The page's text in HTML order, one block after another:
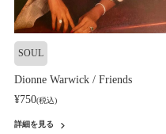
SOUL
Dionne Warwick / Friends
¥750(税込)
詳細を見る